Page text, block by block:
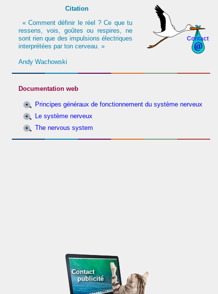
Contact
Citation
« Comment définir le réel ? Ce que tu
ressens, vois, goûtes ou respires, ne
sont rien que des impulsions électriques
interprétées par ton cerveau. »
Andy Wachowski
Documentation web
Principes généraux de fonctionnement du système nerveux
Le système nerveux
The nervous system
Contact
publicité